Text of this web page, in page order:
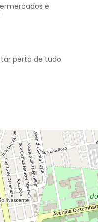
e
perto de tudo